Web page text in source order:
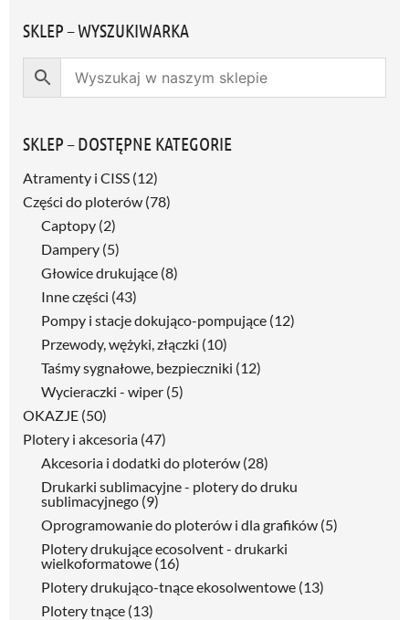
SKLEP – WYSZUKIWARKA
SKLEP – DOSTĘPNE KATEGORIE
Atramenty i CISS (12)
Części do ploterów (78)
Captopy (2)
Dampery (5)
Głowice drukujące (8)
Inne części (43)
Pompy i stacje dokująco-pompujące (12)
Przewody, wężyki, złączki (10)
Taśmy sygnałowe, bezpieczniki (12)
Wycieraczki - wiper (5)
OKAZJE (50)
Plotery i akcesoria (47)
Akcesoria i dodatki do ploterów (28)
Drukarki sublimacyjne - plotery do druku
sublimacyjnego (9)
Oprogramowanie do ploterów i dla grafików (5)
Plotery drukujące ecosolvent - drukarki
wielkoformatowe (16)
Plotery drukująco-tnące ekosolwentowe (13)
Plotery tnące (13)